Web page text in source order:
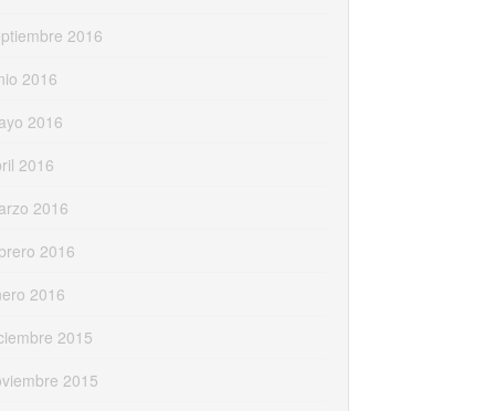
2016
2016
2016
2016
2016
2016
2016
2015
2015